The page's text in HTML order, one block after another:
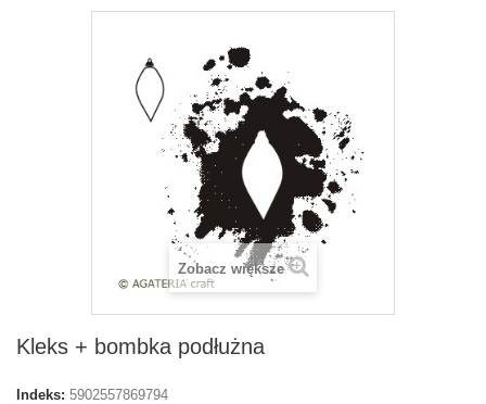
Zobacz większe
Kleks + bombka podłużna
Indeks: 5902557869794